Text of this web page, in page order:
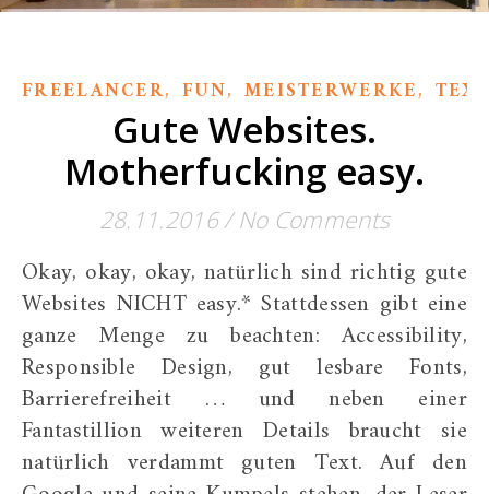
FREELANCER, FUN, MEISTERWERKE,
Gute Websites.
Motherfucking easy.
28.11.2016/ No Comments
Okay, okay, okay, natürlich sind richtig gute
Websites NICHT easy.* Stattdessen gibt eine
ganze Menge zu beachten: Accessibility,
Responsible Design, gut lesbare Fonts,
Barrierefreiheit … und neben einer
Fantastillion weiteren Details braucht sie
natürlich verdammt guten Text. Auf den